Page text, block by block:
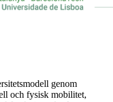
genom
och fysisk mobilitet,